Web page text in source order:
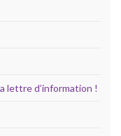
lettre d’information !